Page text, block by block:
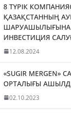
8 ТҮРІК
ҚАЗАҚСТАННЫҢ
ШАРУАШЫЛЫҒЫНА
ИНВЕСТИЦИЯ
12.08.2024
«SUGIR MERGEN»
ОРТАЛЫҒЫ
02.10.2023